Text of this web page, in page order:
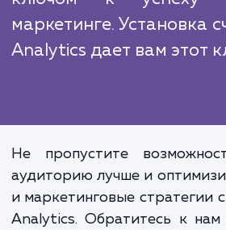
опытом,
стремлением к
отслеживаем
В эпоху цифровых